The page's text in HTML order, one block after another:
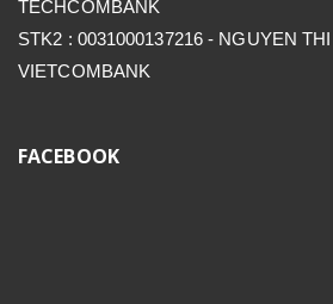
TECHCOMBANK
STK2 : 0031000137216 - NGUYEN
VIETCOMBANK
FACEBOOK